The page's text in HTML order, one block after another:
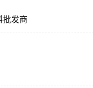
批发商